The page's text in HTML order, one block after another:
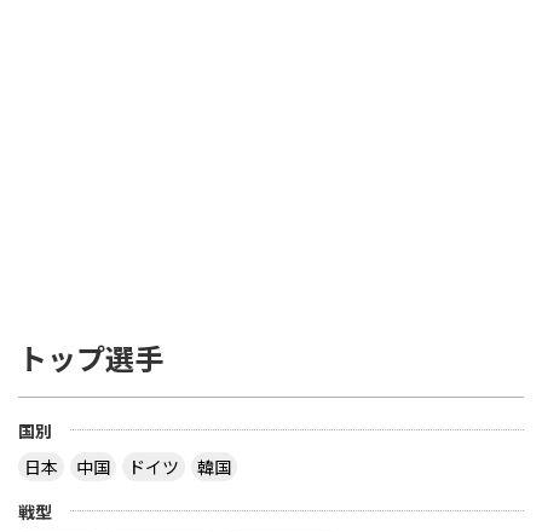
トップ選手
国別
日本
中国 ドイツ
韓国
戦型